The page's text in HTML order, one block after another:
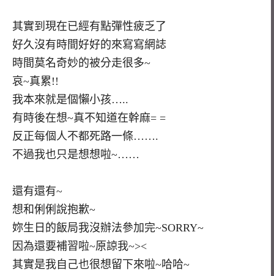
其實到現在已經有點彈性疲乏了
好久沒有時間好好的來寫寫網誌
時間莫名奇妙的被分走很多~
哀~真累!!
我本來就是個懶小孩…..
有時後在想~真不知道在幹麻= =
反正每個人不都死路一條…….
不過我也只是想想啦~……
還有還有~
想和俐俐說抱歉~
妳生日的飯局我沒辦法參加完~SORRY~
因為還要補習啦~原諒我~><
其實是我自己也很想留下來啦~哈哈~